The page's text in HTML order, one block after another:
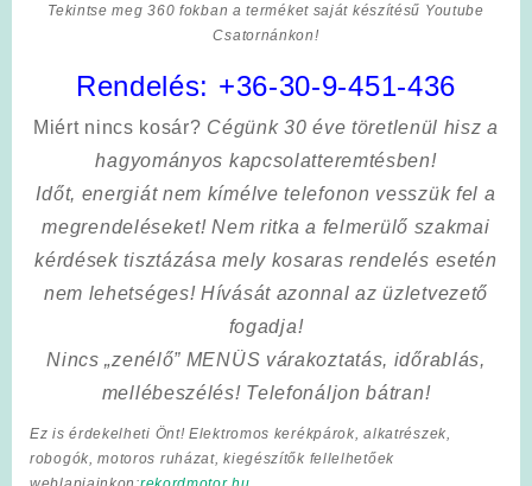
Tekintse meg 360 fokban a terméket saját készítésű Youtube
Csatornánkon!
Rendelés: +36-30-9-451-436
Miért nincs kosár? Cégünk 30 éve töretlenül hisz a
hagyományos kapcsolatteremtésben!
Időt, energiát nem kímélvetelefonon vesszük fel a
megrendeléseket! Nem ritka a felmerülő szakmai
kérdések tisztázása mely kosaras rendelés esetén
nem lehetséges! Hívását azonnal az üzletvezető
fogadja!
Nincs „zenélő” MENÜS várakoztatás, időrablás,
mellébeszélés! Telefonáljon bátran!
Ez is érdekelheti Önt! Elektromos kerékpárok, alkatrészek,
robogók, motoros ruházat, kiegészítők fellelhetőek